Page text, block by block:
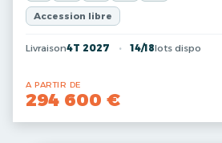
Accession libre
Livraison4T 2027 14/18lots dispo
A PARTIR DE
294 600 €